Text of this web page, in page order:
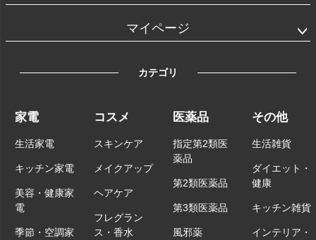
マイページ
カテゴリ
家電
生活家電
キッチン家電
美容・健康家
電
季節・空調家
コスメ
スキンケア
メイクアップ
ヘアケア
フレグラン
ス・香水
医薬品
指定第2類医
薬品
第2類医薬品
第3類医薬品
風邪薬
その他
生活雑貨
ダイエット・
健康
キッチン雑貨
インテリア・